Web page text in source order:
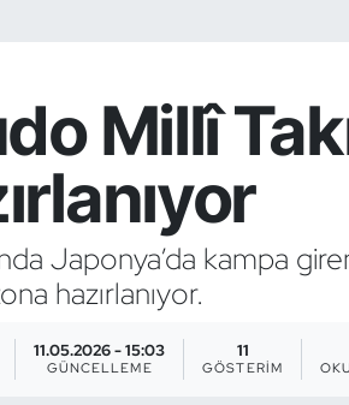
Millî
Japonya’da kampa
hazırlanıyor.
11.05.2026 - 15:03
GÜNCELLEME
11
GÖSTERIM